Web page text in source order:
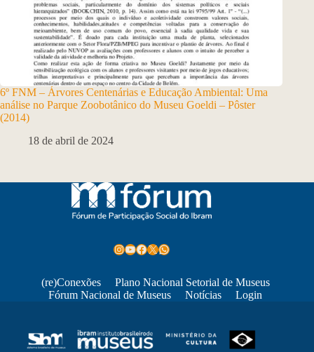
6º FNM – Árvores Centenárias e Educação Ambiental: Uma
análise no Parque Zoobotânico do Museu Goeldi – Pôster
(2014)
18 de abril de 2024
Instagram
Youtube
Facebook
X WhatsApp
(re)Conexões
Plano Nacional Setorial de Museus
Fórum Nacional de Museus
Notícias Login